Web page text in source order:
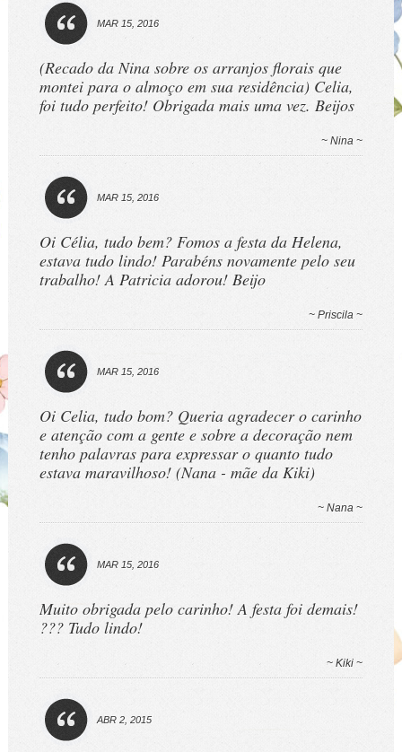
MAR 15, 2016
(Recado da Nina sobre os arranjos florais que
montei para o almoço em sua residência) Celia,
foi tudo perfeito! Obrigada mais uma vez. Beijos
~ Nina ~
MAR 15, 2016
Oi Célia, tudo bem? Fomos a festa da Helena,
estava tudo lindo! Parabéns novamente pelo seu
trabalho! A Patricia adorou! Beijo
~ Priscila ~
MAR 15, 2016
Oi Celia, tudo bom? Queria agradecer o carinho
e atenção com a gente e sobre a decoração nem
tenho palavras para expressar o quanto tudo
estava maravilhoso! (Nana - mãe da Kiki)
~ Nana ~
MAR 15, 2016
Muito obrigada pelo carinho! A festa foi demais!
??? Tudo lindo!
~ Kiki ~
ABR 2, 2015